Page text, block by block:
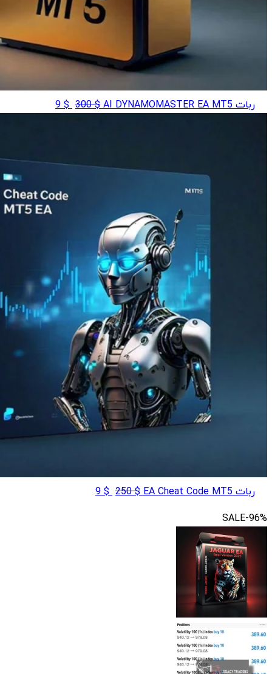
ربات AI DYNAMOMASTER EA MT5 $
300
قیمت
$
9 قیمت
ربات EA Cheat Code MT5 $
250
قیمت
$
9 قیمت
SALE-96%